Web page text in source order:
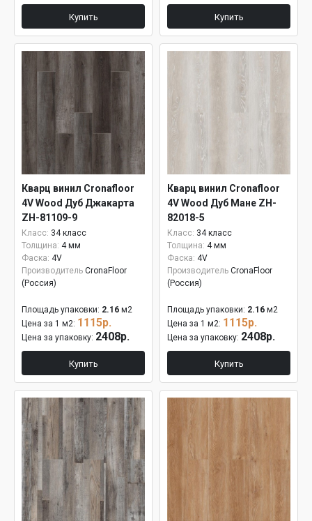
Купить Купить
Кварц винил Cronafloor
4V Wood Дуб Джакарта
ZH-81109-9
Класс: 34 класс
Толщина: 4 мм
Фаска: 4V
Производитель CronaFloor
(Россия)
Площадь упаковки: 2.16 м2
Цена за 1 м2: 1115р.
Цена за упаковку: 2408р.
Купить
Кварц винил Cronafloor
4V Wood Дуб Мане ZH-
82018-5
Класс: 34 класс
Толщина: 4 мм
Фаска: 4V
Производитель CronaFloor
(Россия)
Площадь упаковки: 2.16 м2
Цена за 1 м2: 1115р.
Цена за упаковку: 2408р.
Купить